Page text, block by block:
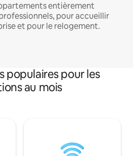
entièrement
pour accueillir
et pour le relogement.
populaires pour les
au mois